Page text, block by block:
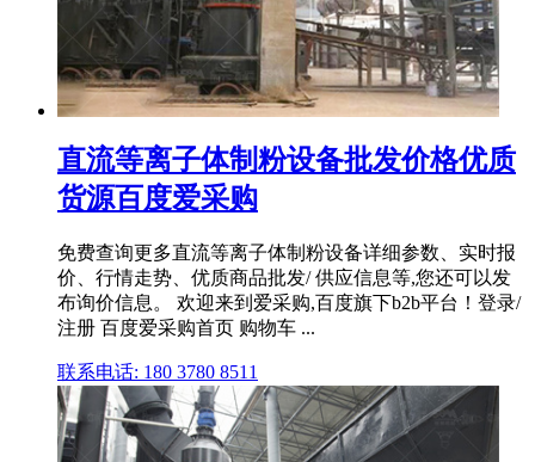
直流等离子体制粉设备批发价格优质
货源百度爱采购
免费查询更多直流等离子体制粉设备详细参数、实时报
价、行情走势、优质商品批发/ 供应信息等,您还可以发
布询价信息。 欢迎来到爱采购,百度旗下b2b平台！登录/
注册 百度爱采购首页 购物车 ...
联系电话: 180 3780 8511